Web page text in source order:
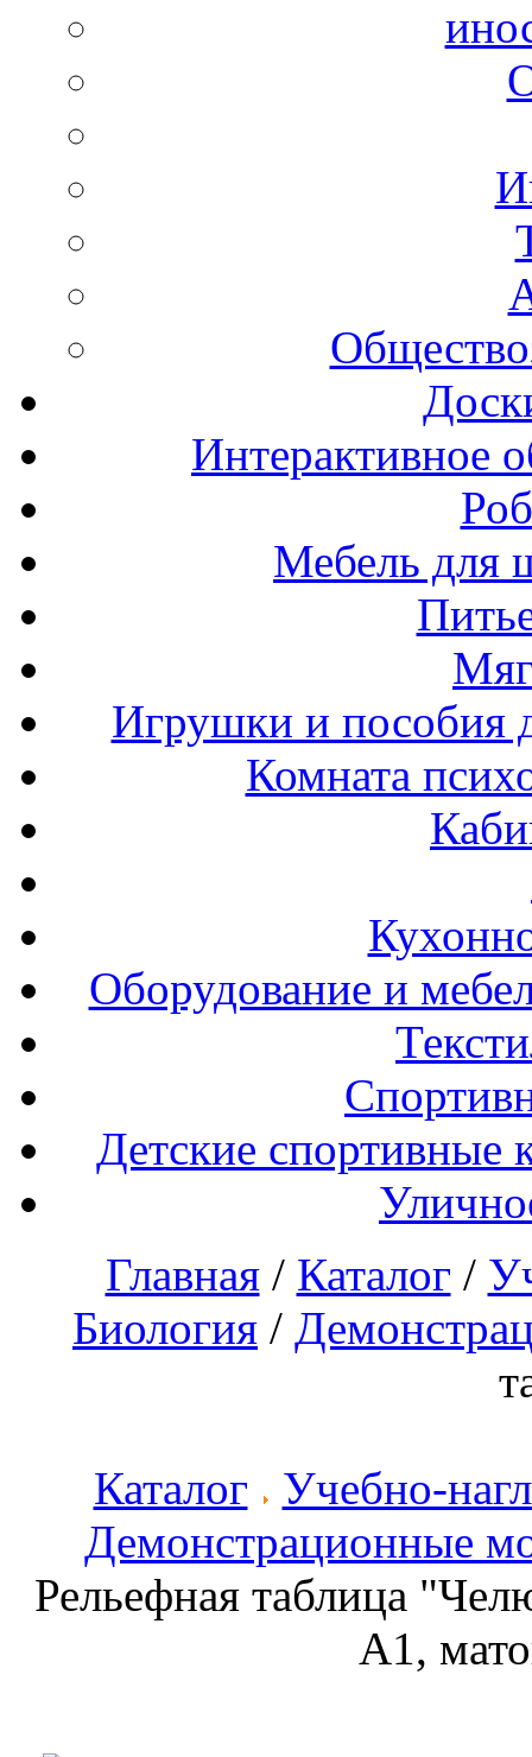
Интерактивное
Мебель для
Игрушки и пособия
Комната
Оборудование и
Детские спортивные
Главная/ Каталог /
Биология /
Каталог
Учебно-
Демонстрационные
Рельефная таблица
А1,